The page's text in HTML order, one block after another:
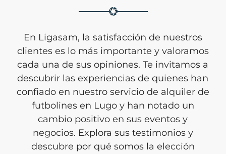
En Ligasam, la satisfacción de nuestros
clientes es lo más importante y valoramos
cada una de sus opiniones. Te invitamos a
descubrir las experiencias de quienes han
confiado en nuestro servicio de alquiler de
futbolines en Lugo y han notado un
cambio positivo en sus eventos y
negocios. Explora sus testimonios y
descubre por qué somos la elección